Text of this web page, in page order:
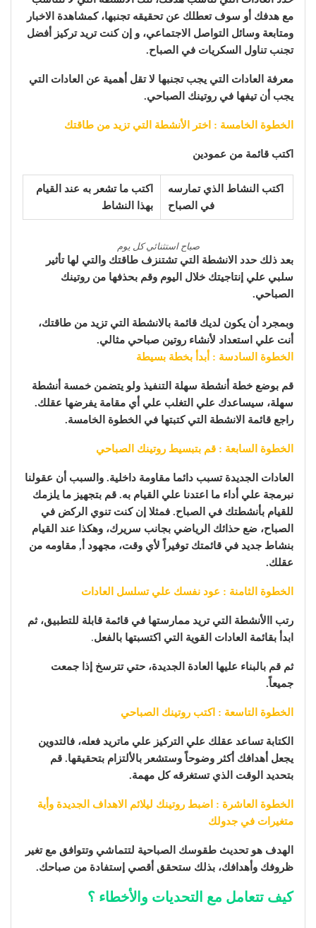
مع هدفك أو سوف تعطلك عن تحقيقه تجنبها، كمشاهدة الاخبار
ومتابعة وسائل التواصل الاجتماعي، و إن كنت تريد تركيز أفضل
تجنب تناول السكريات في الصباح.
معرفة العادات التي يجب تجنبها لا تقل أهمية عن العادات التي
يجب أن تيفها في روتينك الصباحي.
الخطوة الخامسة : اختر الأنشطة التي تزيد من طاقتك
اكتب قائمة من عمودين
اكتب النشاط الذي تمارسه
في الصباح
اكتب ما تشعر به عند القيام
بهذا النشاط
صباح استثنائي كل يوم
بعد ذلك حدد الانشطة التي تشتنزف طاقتك والتي لها تأثير
سلبي علي إنتاجيتك خلال اليوم وقم بحذفها من روتينك
الصباحي.
وبمجرد أن يكون لديك قائمة بالانشطة التي تزيد من طاقتك،
أنت علي استعداد لأنشاء روتين صباحي مثالي.
الخطوة السادسة : أبدأ بخطة بسيطة
قم بوضع خطة أنشطة سهلة التنفيذ ولو يتضمن خمسة أنشطة
سهلة، سيساعدك علي التغلب علي أي مقامة يفرضها عقلك.
راجع قائمة الانشطة التي كتبتها في الخطوة الخامسة.
الخطوة السابعة : قم بتبسيط روتينك الصباحي
العادات الجديدة تسبب دائما مقاومة داخلية. والسبب أن عقولنا
نبرمجة علي أداء ما اعتدنا علي القيام به. قم بتجهيز ما يلزمك
للقيام بأنشطتك في الصباح. فمثلا إن كنت تنوي الركض في
الصباح، ضع حذائك الرياضي بجانب سريرك، وهكذا عند القيام
بنشاط جديد في قائمتك توفيراً لأي وقت، مجهود أ, مقاومه من
عقلك.
الخطوة الثامنة : عود نفسك علي تسلسل العادات
رتب االأنشطة التي تريد ممارستها في قائمة قابلة للتطبيق، ثم
ابدأ بقائمة العادات القوية التي اكتسبتها بالفعل.
ثم قم بالبناء عليها العادة الجديدة، حتي تترسخ إذا جمعت
جميعاً.
الخطوة التاسعة : اكتب روتينك الصباحي
الكتابة تساعد عقلك علي التركيز علي ماتريد فعله، فالتدوين
يجعل أهدافك أكثر وضوحاً وستشعر بالألتزام بتحقيقها. قم
بتحديد الوقت الذي تستغرقه كل مهمة.
الخطوة العاشرة : اضبط روتينك ليلائم الاهداف الجديدة وأية
متغيرات في جدولك
الهدف هو تحديث طقوسك الصباحية لتتماشي وتتوافق مع تغير
ظروفك وأهدافك، بذلك ستحقق أقصي إستفادة من صباحك.
كيف تتعامل مع التحديات والأخطاء ؟